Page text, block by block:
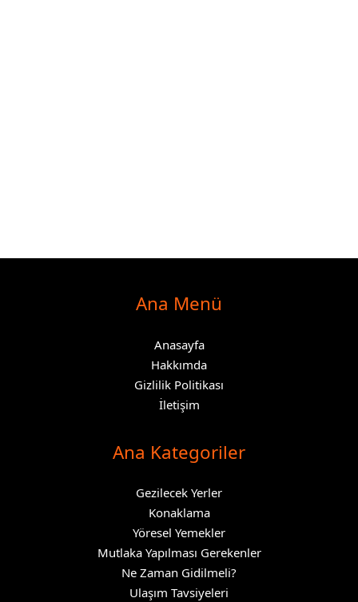
Ana Menü
Anasayfa
Hakkımda
Gizlilik Politikası
İletişim
Ana Kategoriler
Gezilecek Yerler
Konaklama
Yöresel Yemekler
Mutlaka Yapılması Gerekenler
Ne Zaman Gidilmeli?
Ulaşım Tavsiyeleri